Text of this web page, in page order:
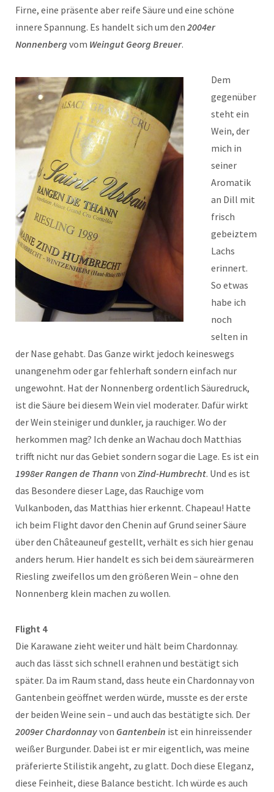
Firne, eine präsente aber reife Säure und eine schöne
innere Spannung. Es handelt sich um den 2004er
Nonnenberg vom Weingut Georg Breuer.
Dem
gegenüber
steht ein
Wein, der
mich in
seiner
Aromatik
an Dill mit
frisch
gebeiztem
Lachs
erinnert.
So etwas
habe ich
noch
selten in
der Nase gehabt. Das Ganze wirkt jedoch keineswegs
unangenehm oder gar fehlerhaft sondern einfach nur
ungewohnt. Hat der Nonnenberg ordentlich Säuredruck,
ist die Säure bei diesem Wein viel moderater. Dafür wirkt
der Wein steiniger und dunkler, ja rauchiger. Wo der
herkommen mag? Ich denke an Wachau doch Matthias
trifft nicht nur das Gebiet sondern sogar die Lage. Es ist ein
1998er Rangen de Thann von Zind-Humbrecht. Und es ist
das Besondere dieser Lage, das Rauchige vom
Vulkanboden, das Matthias hier erkennt. Chapeau! Hatte
ich beim Flight davor den Chenin auf Grund seiner Säure
über den Châteauneuf gestellt, verhält es sich hier genau
anders herum. Hier handelt es sich bei dem säureärmeren
Riesling zweifellos um den größeren Wein – ohne den
Nonnenberg klein machen zu wollen.
Flight 4
Die Karawane zieht weiter und hält beim Chardonnay.
auch das lässt sich schnell erahnen und bestätigt sich
später. Da im Raum stand, dass heute ein Chardonnay von
Gantenbein geöffnet werden würde, musste es der erste
der beiden Weine sein – und auch das bestätigte sich. Der
2009er Chardonnayvon Gantenbein ist ein hinreissender
weißer Burgunder. Dabei ist er mir eigentlich, was meine
präferierte Stilistik angeht, zu glatt. Doch diese Eleganz,
diese Feinheit, diese Balance besticht. Ich würde es auch